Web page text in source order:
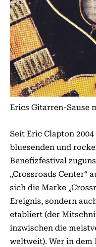
Erics Gitarren-Sause
Seit Eric Clapton
bluesenden und
Benefizfestival
„Crossroads Center“
sich die Marke
Ereignis, sondern
etabliert (der
inzwischen die
weltweit). Wer in